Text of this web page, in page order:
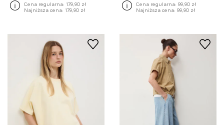
Cena regularna: 179,90 zł
Najniższa cena: 179,90 zł
Cena regularna: 99,90 zł
Najniższa cena: 99,90 zł